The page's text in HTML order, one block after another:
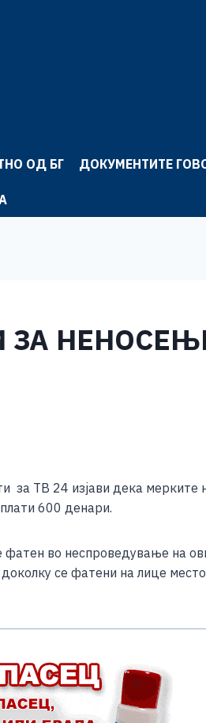
ОД БГ ДОКУМЕНТИТЕ
ЗА
за ТВ 24 изјави дека мерките
600 денари.
фатен во неспроведување на
се фатени на лице